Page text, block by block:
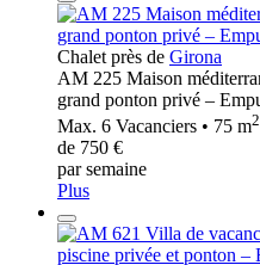
Chalet près de Girona
AM 225 Maison
grand ponton privé –
Max. 6 Vacanciers • 75 m2
de 750 €
par semaine
Plus